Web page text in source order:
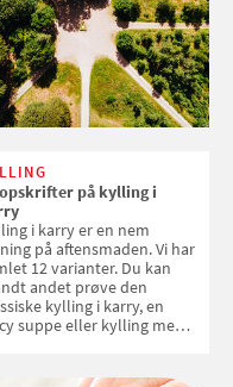
på kylling i
i karry er en nem
på aftensmaden. Vi har
12 varianter. Du kan
andet prøve den
kylling i karry, en
suppe eller kylling med